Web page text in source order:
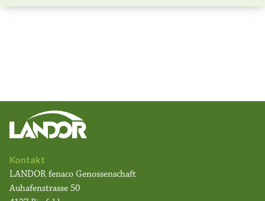
Kontakt
LANDOR fenaco Genossenschaft
Auhafenstrasse 50